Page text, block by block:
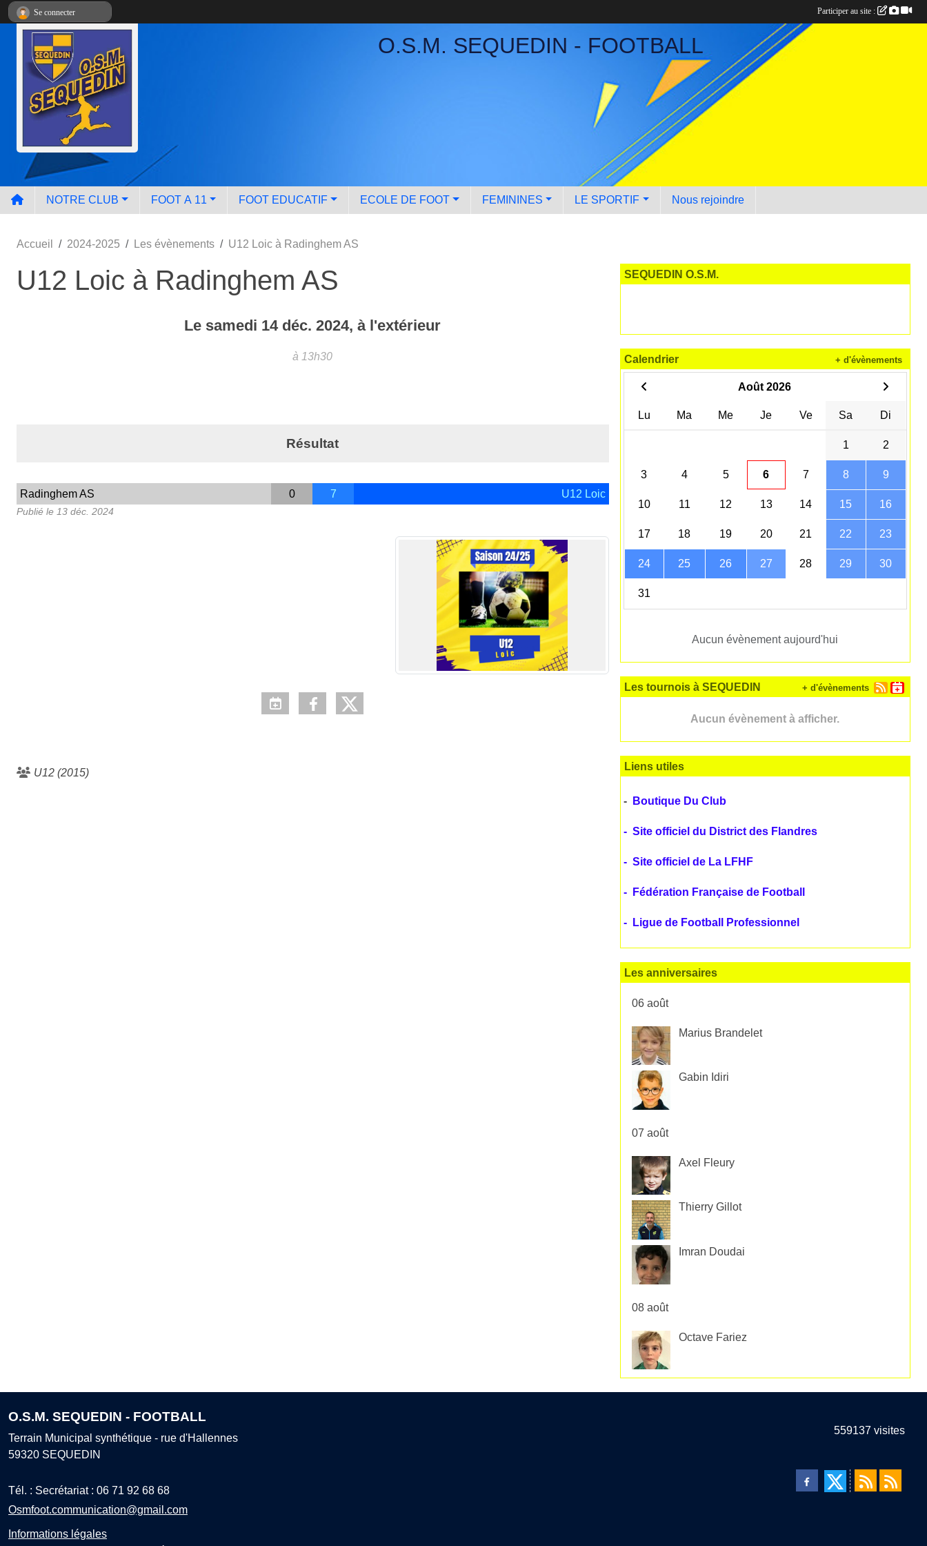
O.S.M. SEQUEDIN - FOOTBALL
NOTRE CLUB FOOT A 11 FOOT EDUCATIF ECOLE DE FOOT FEMININES LE SPORTIF Nous rejoindre
Accueil 2024-2025 Les évènements U12 Loic à Radinghem AS
U12 Loic à Radinghem AS
Le samedi 14 déc. 2024, à l'extérieur
à 13h30
Résultat
Radinghem AS 0 7 U12 Loic
Publié le 13 déc. 2024
U12 (2015)
SEQUEDIN O.S.M.
Calendrier
Août 2026
Lu Ma Me Je Ve Sa Di
1 2
3 4 5 6 7 8 9
10 11 12 13 14 15 16
17 18 19 20 21 22 23
24 25 26 27 28 29 30
31
Aucun évènement aujourd'hui
+ d'évènements
Les tournois à SEQUEDIN
Aucun évènement à afficher.
+ d'évènements
Liens utiles
- Boutique Du Club
- Site officiel du District des Flandres
- Site officiel de La LFHF
- Fédération Française de Football
- Ligue de Football Professionnel
Les anniversaires
06 août
Marius Brandelet
Gabin Idiri
07 août
Axel Fleury
Thierry Gillot
Imran Doudai
08 août
Octave Fariez
O.S.M. SEQUEDIN - FOOTBALL
Terrain Municipal synthétique - rue d'Hallennes
59320 SEQUEDIN
Tél. : Secrétariat : 06 71 92 68 68
Osmfoot.communication@gmail.com
Informations légales
559137 visites
Se connecter Participer au site :
Panneau de gestion des cookies